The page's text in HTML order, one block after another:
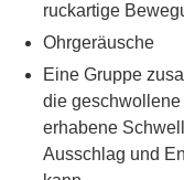
ruckartige
Ohrgeräusche
Eine Gruppe
die
erhabene
Ausschlag und